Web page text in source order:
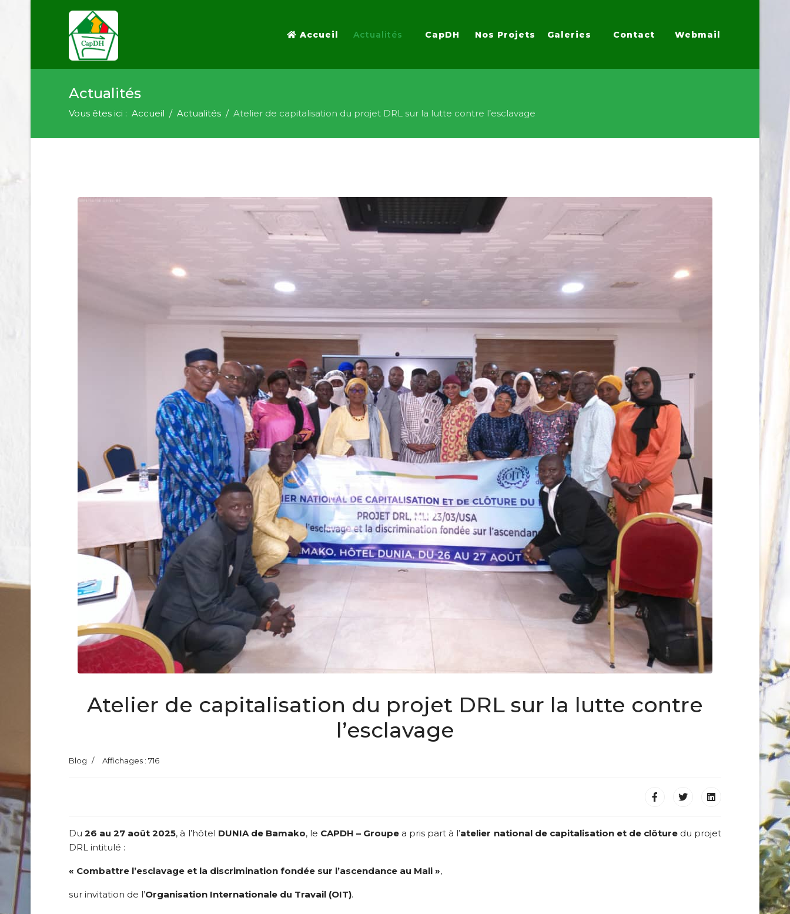
Accueil Actualités CapDH Nos Projets Galeries Contact Webmail
Actualités
Vous êtes ici : Accueil Actualités Atelier de capitalisation du projet DRL sur la lutte contre l’esclavage
Atelier de capitalisation du projet DRL sur la lutte contre
l’esclavage
Blog Affichages : 716
Du26 au 27 août 2025, à l’hôtel DUNIA de Bamako, le CAPDH – Groupe a pris part à l’atelier national de capitalisation et de clôturedu projet
DRL intitulé :
« Combattre l’esclavage et la discrimination fondée sur l’ascendance au Mali »,
sur invitation de l’Organisation Internationale du Travail (OIT).